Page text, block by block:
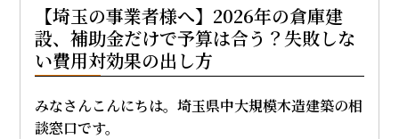
【埼玉の事業者様へ】2026年の倉庫建
設、補助金だけで予算は合う？失敗しな
い費用対効果の出し方
みなさんこんにちは。埼玉県中大規模木造建築の相
談窓口です。